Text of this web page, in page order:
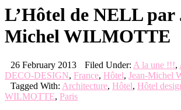
L’Hôtel de NELL par
Michel WILMOTTE
26 February 2013 Filed Under: A la une !!!,
DECO-DESIGN, France, Hôtel, Jean-Michel
Tagged With: Architecture, Hôtel, Hôtel
WILMOTTE, Paris